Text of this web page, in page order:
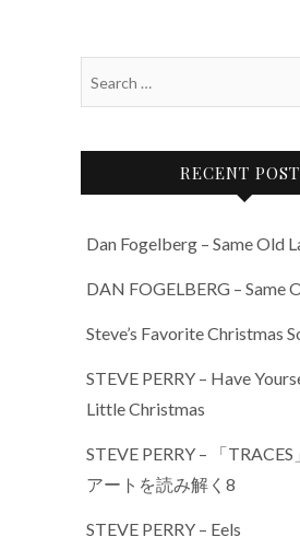
RECENT
Dan Fogelberg – Same Old
DAN FOGELBERG – Same
Steve’s Favorite Christmas
STEVE PERRY – Have
Little Christmas
STEVE PERRY – 「
アートを読み解く8
STEVE PERRY – Eels